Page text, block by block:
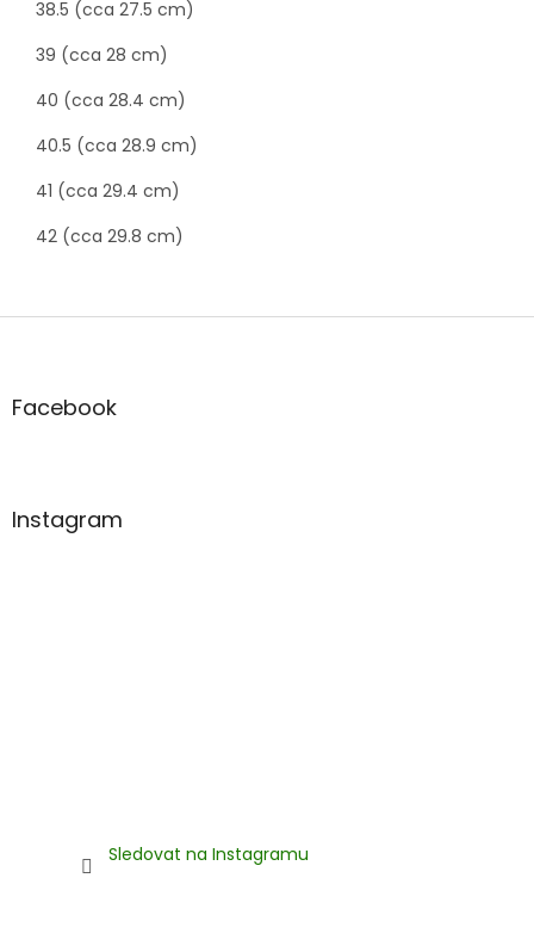
38.5 (cca 27.5 cm)
39 (cca 28 cm)
40 (cca 28.4 cm)
40.5 (cca 28.9 cm)
41 (cca 29.4 cm)
42 (cca 29.8 cm)
Z
aFacebook
Instagram
Sledovat na Instagramu